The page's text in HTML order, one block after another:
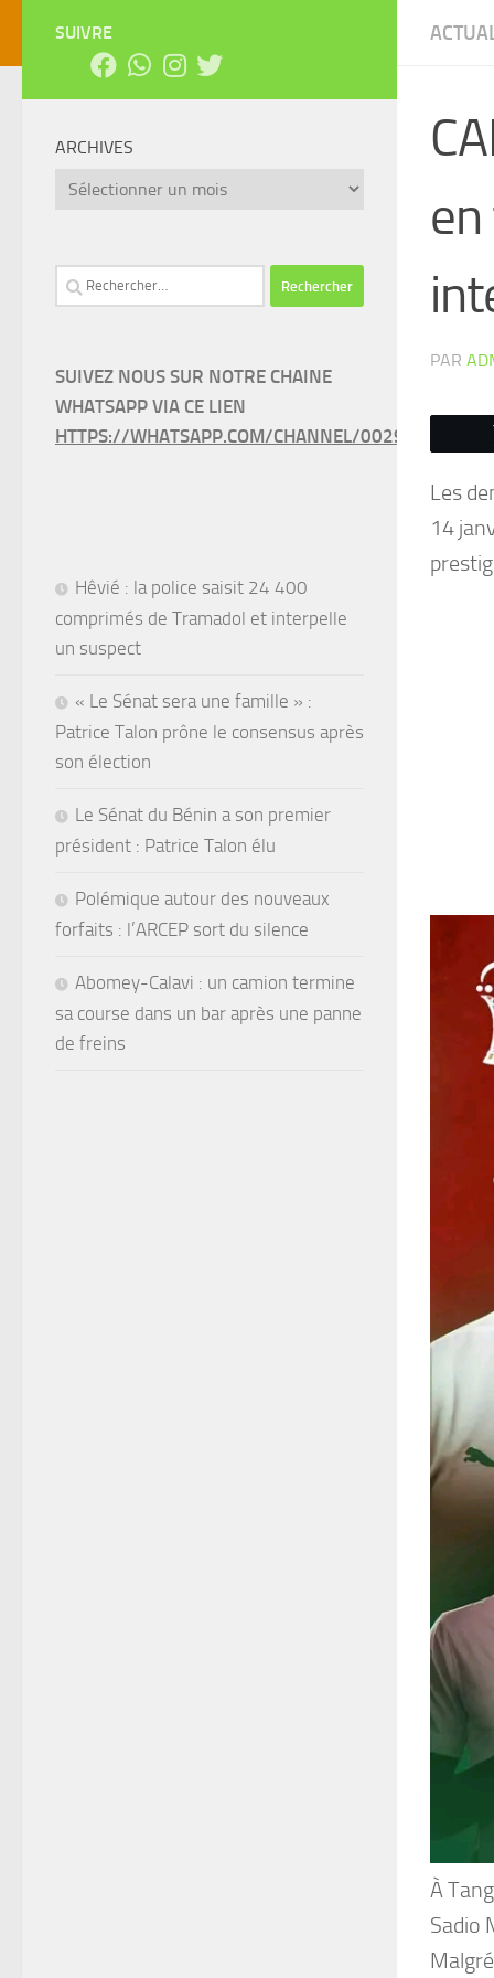
PAR
Les
14
À
Sadio
SUIVRE
ARCHIVES
Archives
Rechercher :
SUIVEZ NOUS SUR NOTRE CHAINE
WHATSAPP VIA CE LIEN
HTTPS://WHATSAPP.COM/CHANNEL/
Hêvié : la police saisit 24 400
comprimés de Tramadol et interpelle
un suspect
« Le Sénat sera une famille » :
Patrice Talon prône le consensus après
son élection
Le Sénat du Bénin a son premier
président : Patrice Talon élu
Polémique autour des nouveaux
forfaits : l’ARCEP sort du silence
Abomey-Calavi : un camion termine
sa course dans un bar après une panne
de freins